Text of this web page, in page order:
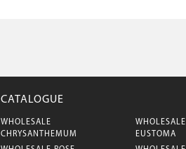
CATALOGUE
WHOLESALE
CHRYSANTHEMUM
WHOLESALE
EUSTOMA